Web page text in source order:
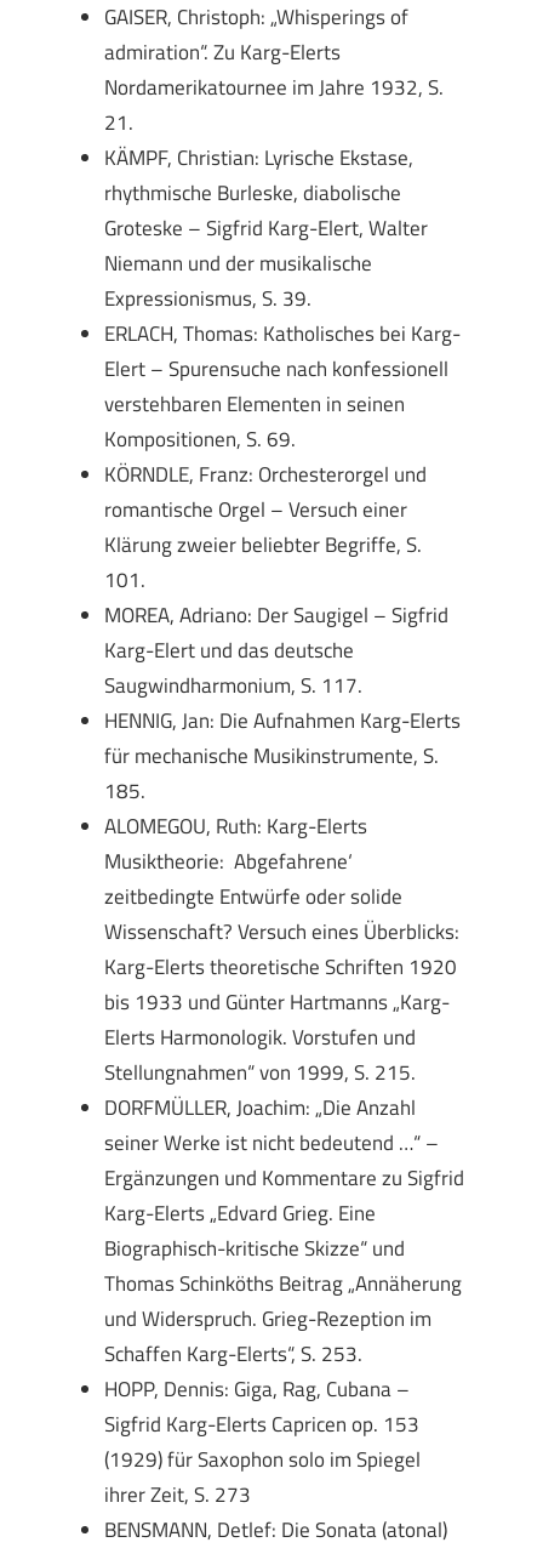
GAISER, Christoph: „Whisperings of
admiration“. Zu Karg-Elerts
Nordamerikatournee im Jahre 1932, S.
21.
KÄMPF, Christian: Lyrische Ekstase,
rhythmische Burleske, diabolische
Groteske – Sigfrid Karg-Elert, Walter
Niemann und der musikalische
Expressionismus, S. 39.
ERLACH, Thomas: Katholisches bei Karg-
Elert – Spurensuche nach konfessionell
verstehbaren Elementen in seinen
Kompositionen, S. 69.
KÖRNDLE, Franz: Orchesterorgel und
romantische Orgel – Versuch einer
Klärung zweier beliebter Begriffe, S.
101.
MOREA, Adriano: Der Saugigel – Sigfrid
Karg-Elert und das deutsche
Saugwindharmonium, S. 117.
HENNIG, Jan: Die Aufnahmen Karg-Elerts
für mechanische Musikinstrumente, S.
185.
ALOMEGOU, Ruth: Karg-Elerts
Musiktheorie: ‚Abgefahrene‘
zeitbedingte Entwürfe oder solide
Wissenschaft? Versuch eines Überblicks:
Karg-Elerts theoretische Schriften 1920
bis 1933 und Günter Hartmanns „Karg-
Elerts Harmonologik. Vorstufen und
Stellungnahmen“ von 1999, S. 215.
DORFMÜLLER, Joachim: „Die Anzahl
seiner Werke ist nicht bedeutend …“ –
Ergänzungen und Kommentare zu Sigfrid
Karg-Elerts „Edvard Grieg. Eine
Biographisch-kritische Skizze“ und
Thomas Schinköths Beitrag „Annäherung
und Widerspruch. Grieg-Rezeption im
Schaffen Karg-Elerts“, S. 253.
HOPP, Dennis: Giga, Rag, Cubana –
Sigfrid Karg-Elerts Capricen op. 153
(1929) für Saxophon solo im Spiegel
ihrer Zeit, S. 273
BENSMANN, Detlef: Die Sonata (atonal)